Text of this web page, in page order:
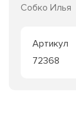
Собко Илья
Артикул
72368